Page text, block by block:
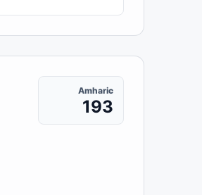
Amharic
193